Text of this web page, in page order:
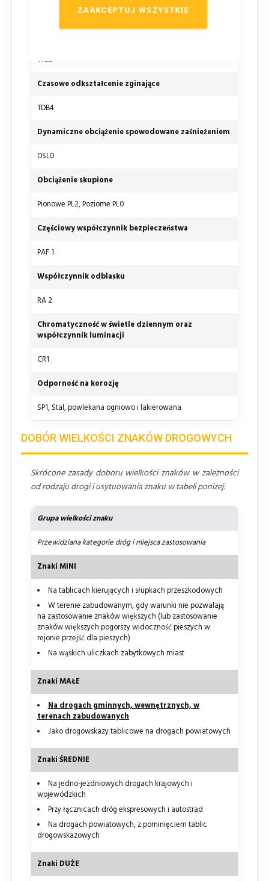
ZAAKCEPTUJ WSZYSTKIE
Folia odblaskowa TYP 2
WL2
Czasowe odkształcenie zginające
TDB4
Dynamiczne obciążenie spowodowane zaśnieżeniem
DSL0
Obciążenie skupione
Pionowe PL2, Poziome PL0
Częściowy współczynnik bezpieczeństwa
PAF 1
Współczynnik odblasku
RA 2
Chromatyczność w świetle dziennym oraz
współczynnik luminacji
CR1
Odporność na korozję
SP1, Stal, powlekana ogniowo i lakierowana
DOBÓR WIELKOŚCI ZNAKÓW DROGOWYCH
Skrócone zasady doboru wielkości znaków w zależności
od rodzaju drogi i usytuowania znaku w tabeli poniżej:
Grupa wielkości znaku
Przewidziana kategorie dróg i miejsca zastosowania
Znaki MINI
Na tablicach kierujących i słupkach przeszkodowych
W terenie zabudowanym, gdy warunki nie pozwalają
na zastosowanie znaków większych (lub zastosowanie
znaków większych pogorszy widoczność pieszych w
rejonie przejść dla pieszych)
Na wąskich uliczkach zabytkowych miast
Znaki MAŁE
Na drogach gminnych, wewnętrznych, w
terenach zabudowanych
Jako drogowskazy tablicowe na drogach powiatowych
Znaki ŚREDNIE
Na jedno-jezdniowych drogach krajowych i
wojewódzkich
Przy łącznicach dróg ekspresowych i autostrad
Na drogach powiatowych, z pominięciem tablic
drogowskazowych
Znaki DUŻE